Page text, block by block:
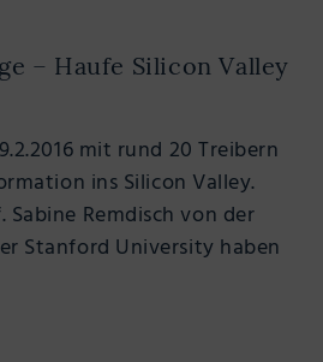
– Haufe Silicon Valley
mit rund 20 Treibern
ins Silicon Valley.
Remdisch von der
Stanford University haben